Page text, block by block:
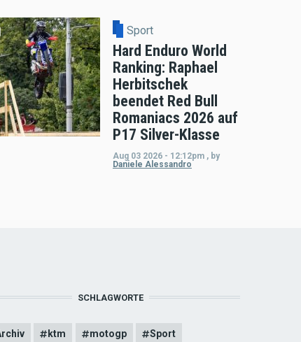
Sport
Hard Enduro World
Ranking: Raphael
Herbitschek
beendet Red Bull
Romaniacs 2026 auf
P17 Silver-Klasse
Aug 03 2026 - 12:12pm , by
Daniele Alessandro
SCHLAGWORTE
ktm motogp Sport